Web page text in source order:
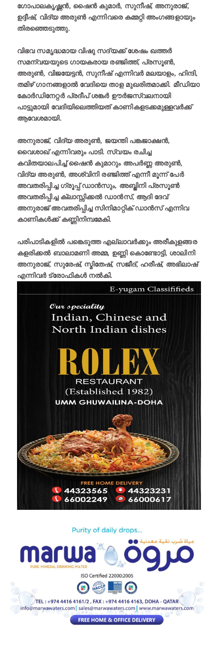
ഗോപാലകൃഷ്ണൻ, ഷൈൻ കുമാർ, സുനീഷ്, അനുരാജ്,
ഉദ്ദീഷ്, വിദ്യ അരുൺ എന്നിവരെ കമ്മറ്റി അംഗങ്ങളായും
തിരഞ്ഞെടുത്തു.
വിഭവ സമൃദ്ധമായ വിഷു സദ്യക്ക് ശേഷം ഖത്തർ
സമന്വയയുടെ ഗായകരായ രഞ്ജിത്ത്, പ്രസൂൺ,
അരുൺ, വിജയേട്ടൻ, സുനീഷ് എന്നിവർ മലയാളം, ഹിന്ദി,
തമിഴ് ഗാനങ്ങളാൽ വേദിയെ താള മുഖരിതമാക്കി. മീഡിയാ
കോർഡിനേറ്റർ പ്രദീപ് ശങ്കർ ഊർജസ്വലനായി
പാട്ടുമായി വേദിയിലെത്തിയത് കാണികളടക്കമുള്ളവർക്ക്
ആവേശമായി.
അനുരാജ്, വിദ്യ അരുൺ, ജയന്തി പങ്കജാക്ഷൻ,
വൈശാഖ് എന്നിവരും പാടി. സ്വയം രചിച്ച
കവിതയാലപിച്ച് ഷൈൻ കുമാറും അപർണ്ണ അരുൺ,
വിദ്യ അരുൺ, അശ്വിനി രഞ്ജിത്ത് എന്നീ മൂന്ന് പേർ
അവതരിപ്പിച്ച ഗ്രൂപ്പ് ഡാൻസും, അബ്ജിനി പ്രസൂൺ
അവതരിപ്പിച്ച ക്ലാസ്സിക്കൽ ഡാൻസ്, ആദി ദേവ്
അനുരാജ് അവതരിപ്പിച്ച സിനിമാറ്റിക് ഡാൻസ് എന്നിവ
കാണികൾക്ക് കണ്ണിനിമ്പമേകി.
പരിപാടികളിൽ പങ്കെടുത്ത എല്ലാവർക്കും അരീകുളങ്ങര
കളരിക്കൽ ബാലാമണി അമ്മ, ഉണ്ണി കൊണ്ടോട്ടി, ശാലിനി
അനുരാജ്, സുരേഷ്, സ്മിതേഷ്, സജീദ്, ഹരീഷ്, അഭിലാഷ്
എന്നിവർ ട്രോഫികൾ നൽകി.